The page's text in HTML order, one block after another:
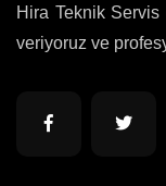
Hira Teknik
veriyoruz ve